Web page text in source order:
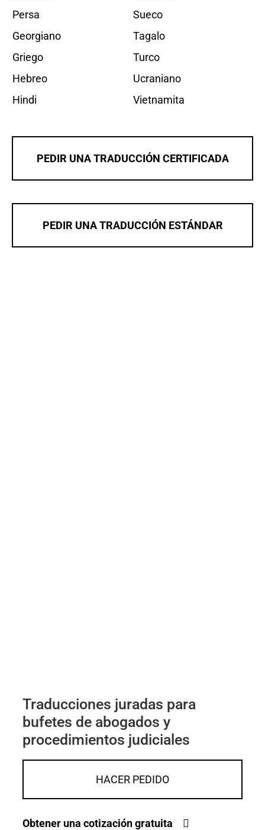
Persa
Georgiano
Griego
Hebreo
Hindi
Sueco
Tagalo
Turco
Ucraniano
Vietnamita
PEDIR UNA TRADUCCIÓN CERTIFICADA
PEDIR UNA TRADUCCIÓN ESTÁNDAR
Traducciones juradas para
bufetes de abogados y
procedimientos judiciales
HACER PEDIDO
Obtener una cotización gratuita